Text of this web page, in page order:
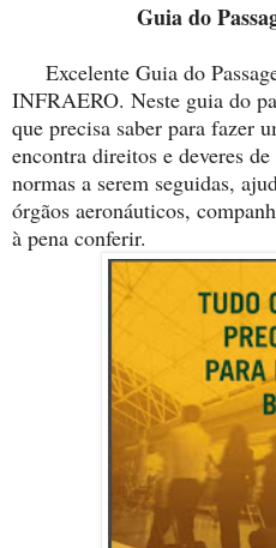
Guia do
Excelente Guia do
INFRAERO. Neste guia do
que precisa saber para fazer
encontra direitos e deveres
normas a serem seguidas,
órgãos aeronáuticos,
à pena conferir.